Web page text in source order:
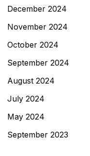
December 2024
November 2024
October 2024
September 2024
August 2024
July 2024
May 2024
September 2023